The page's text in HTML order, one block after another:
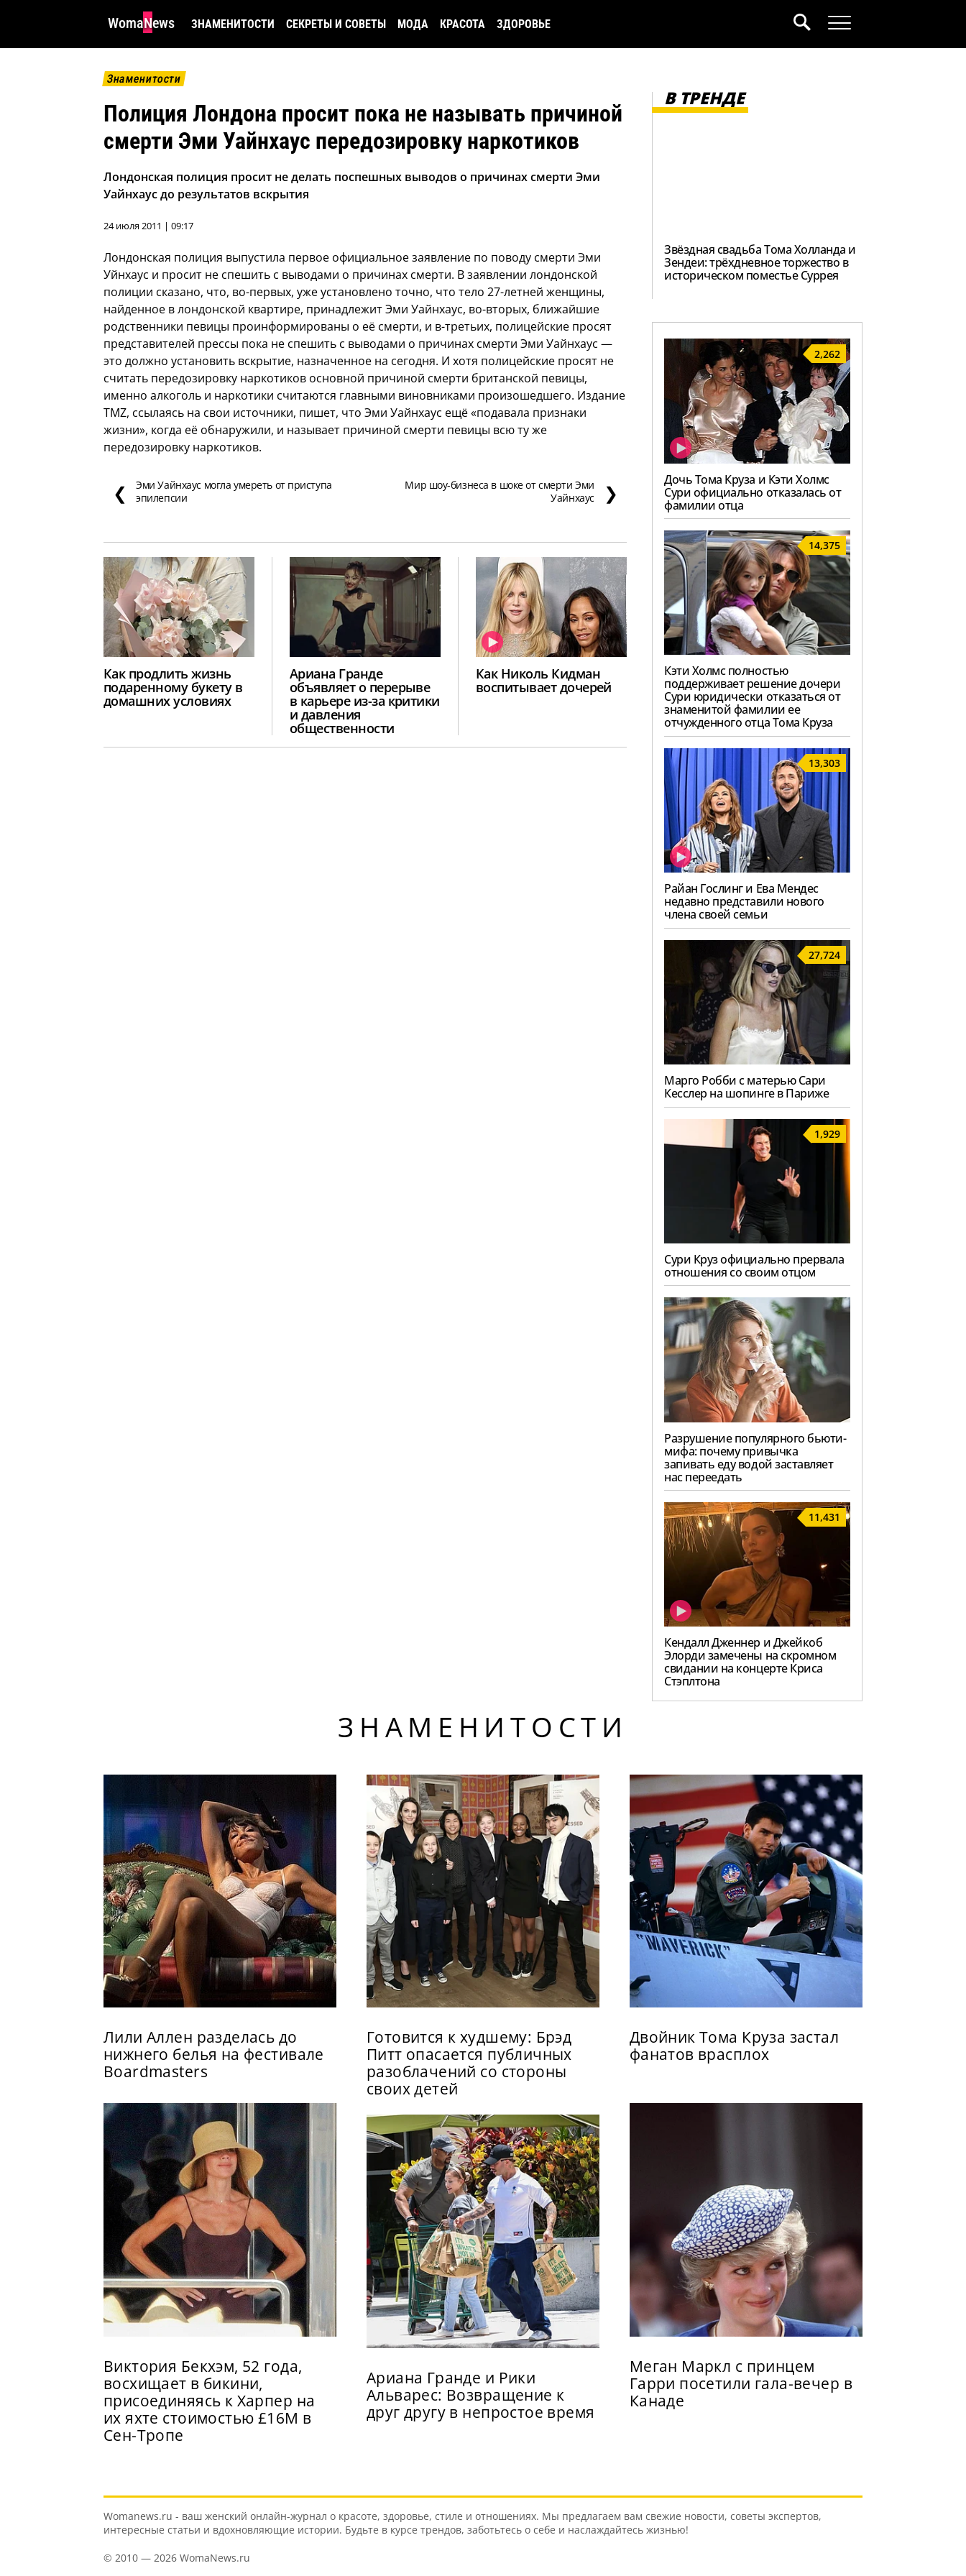
WomaNews ЗНАМЕНИТОСТИ СЕКРЕТЫ И СОВЕТЫ МОДА КРАСОТА ЗДОРОВЬЕ
Знаменитости
Полиция Лондона просит пока не называть причиной
смерти Эми Уайнхаус передозировку наркотиков
Лондонская полиция просит не делать поспешных выводов о причинах смерти Эми
Уайнхаус до результатов вскрытия
24 июля 2011 | 09:17
Лондонская полиция выпустила первое официальное заявление по поводу смерти Эми
Уйнхаус и просит не спешить с выводами о причинах смерти. В заявлении лондонской
полиции сказано, что, во-первых, уже установлено точно, что тело 27-летней женщины,
найденное в лондонской квартире, принадлежит Эми Уайнхаус, во-вторых, ближайшие
родственники певицы проинформированы о её смерти, и в-третьих, полицейские просят
представителей прессы пока не спешить с выводами о причинах смерти Эми Уайнхаус —
это должно установить вскрытие, назначенное на сегодня. И хотя полицейские просят не
считать передозировку наркотиков основной причиной смерти британской певицы,
именно алкоголь и наркотики считаются главными виновниками произошедшего. Издание
TMZ, ссылаясь на свои источники, пишет, что Эми Уайнхаус ещё «подавала признаки
жизни», когда её обнаружили, и называет причиной смерти певицы всю ту же
передозировку наркотиков.
❮
Эми Уайнхаус могла умереть от приступа
эпилепсии
Мир шоу-бизнеса в шоке от смерти Эми
Уайнхаус
❯
Как продлить жизнь
подаренному букету в
домашних условиях
Ариана Гранде
объявляет о перерыве
в карьере из-за критики
и давления
общественности
Как Николь Кидман
воспитывает дочерей
В ТРЕНДЕ
Звёздная свадьба Тома Холланда и
Зендеи: трёхдневное торжество в
историческом поместье Суррея
2,262
Дочь Тома Круза и Кэти Холмс
Сури официально отказалась от
фамилии отца
14,375
Кэти Холмс полностью
поддерживает решение дочери
Сури юридически отказаться от
знаменитой фамилии ее
отчужденного отца Тома Круза
13,303
Райан Гослинг и Ева Мендес
недавно представили нового
члена своей семьи
27,724
Марго Робби с матерью Сари
Кесслер на шопинге в Париже
1,929
Сури Круз официально прервала
отношения со своим отцом
Разрушение популярного бьюти-
мифа: почему привычка
запивать еду водой заставляет
нас переедать
11,431
Кендалл Дженнер и Джейкоб
Элорди замечены на скромном
свидании на концерте Криса
Стэплтона
ЗНАМЕНИТОСТИ
Лили Аллен разделась до
нижнего белья на фестивале
Boardmasters
Виктория Бекхэм, 52 года,
восхищает в бикини,
присоединяясь к Харпер на
их яхте стоимостью £16M в
Сен-Тропе
Готовится к худшему: Брэд
Питт опасается публичных
разоблачений со стороны
своих детей
Ариана Гранде и Рики
Альварес: Возвращение к
друг другу в непростое время
Двойник Тома Круза застал
фанатов врасплох
Меган Маркл с принцем
Гарри посетили гала-вечер в
Канаде
Womanews.ru - ваш женский онлайн-журнал о красоте, здоровье, стиле и отношениях. Мы предлагаем вам свежие новости, советы экспертов,
интересные статьи и вдохновляющие истории. Будьте в курсе трендов, заботьтесь о себе и наслаждайтесь жизнью!
© 2010 — 2026 WomaNews.ru